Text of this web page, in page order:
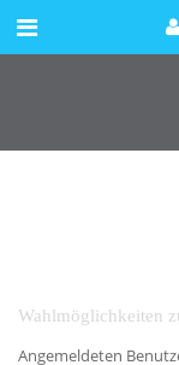
Wahlmöglichkeiten
Angemeldeten